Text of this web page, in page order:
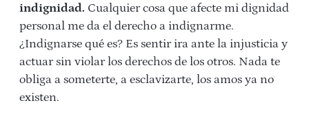
indignidad. Cualquier cosa que afecte mi dignidad
personal me da el derecho a indignarme.
¿Indignarse qué es? Es sentir ira ante la injusticia y
actuar sin violar los derechos de los otros. Nada te
obliga a someterte, a esclavizarte, los amos ya no
existen.